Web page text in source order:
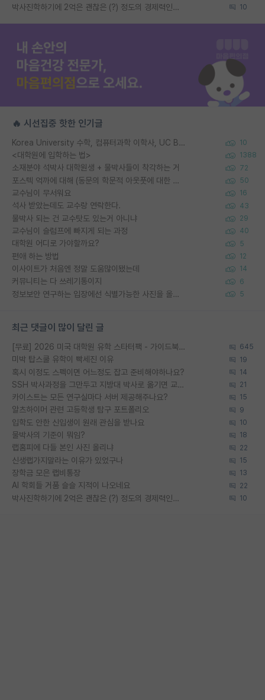
박사진학하기에 2억은 괜찮은 (?) 정도의 경제력인가요 10
🔥 시선집중 핫한 인기글
Korea University 수학, 컴퓨터과학 이학사, UC Berkeley 산업공학 대학원 공학박사가 되는 것은 쉽지 않겠죠? 10
<대학원에 입학하는 법> 1388
소재분야 석박사 대학원생 + 물박사들이 착각하는 거 72
포스텍 억까에 대해 (동문의 학문적 아웃풋에 대한 반박) 50
교수님이 무서워요 16
석사 받았는데도 교수랑 연락한다. 43
물박사 되는 건 교수탓도 있는거 아니냐 29
교수님이 슬럼프에 빠지게 되는 과정 40
대학원 어디로 가야할까요? 5
편애 하는 방법 12
이사이트가 처음엔 정말 도움많이됐는데 14
커뮤니티는 다 쓰레기통이지 6
정보보안 연구하는 입장에선 식별가능한 사진을 올리는건 비추이긴함 5
최근 댓글이 많이 달린 글
[무료] 2026 미국 대학원 유학 스타터팩 - 가이드북 & 합격자 컨택메일 템플릿 645
미박 탑스쿨 유학이 빡세진 이유 19
혹시 이정도 스펙이면 어느정도 잡고 준비해야하나요? 14
SSH 박사과정을 그만두고 지방대 박사로 옮기면 교수의 꿈은 끝일까요? 21
카이스트는 모든 연구실마다 서버 제공해주나요? 15
알츠하이머 관련 고등학생 탐구 포트폴리오 9
입학도 안한 신입생이 원래 관심을 받나요 10
물박사의 기준이 뭐임? 18
랩홈피에 다들 본인 사진 올리냐 22
신생랩가지말라는 이유가 있었구나 15
장학금 모은 랩비통장 13
AI 학회들 거품 슬슬 지적이 나오네요 22
박사진학하기에 2억은 괜찮은 (?) 정도의 경제력인가요 10